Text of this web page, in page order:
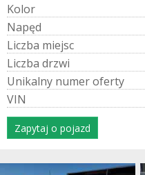
Kolor
Napęd
Liczba miejsc
Liczba drzwi
Unikalny numeroferty
VIN
Zapytaj o pojazd